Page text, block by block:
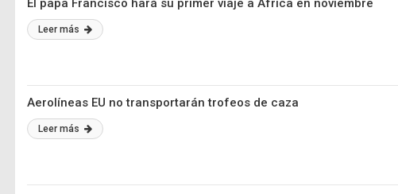
El papa Francisco hará su primer viaje a África en noviembre
Leer más
Aerolíneas EU no transportarán trofeos de caza
Leer más